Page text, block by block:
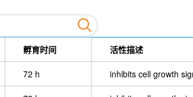
孵育时间 活性描述
72 h inhibits cell growth